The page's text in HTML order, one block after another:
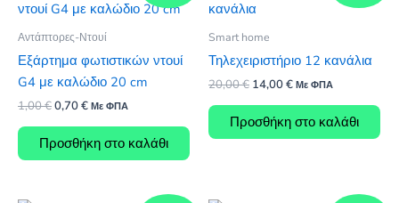
Αντάπτορες-Ντουί
Εξάρτημα φωτιστικών ντουί
G4 με καλώδιο 20 cm
1,00€Original
was:
1,00 €.
0,70€Η
είναι:
0,70 €.
Με ΦΠΑ
Προσθήκη στο καλάθι
Smart home
Τηλεχειριστήριο 12 κανάλια
20,00€ Original
was:
20,00 €.
14,00€Η
είναι:
14,00 €.
Με ΦΠΑ
Προσθήκη στο καλάθι